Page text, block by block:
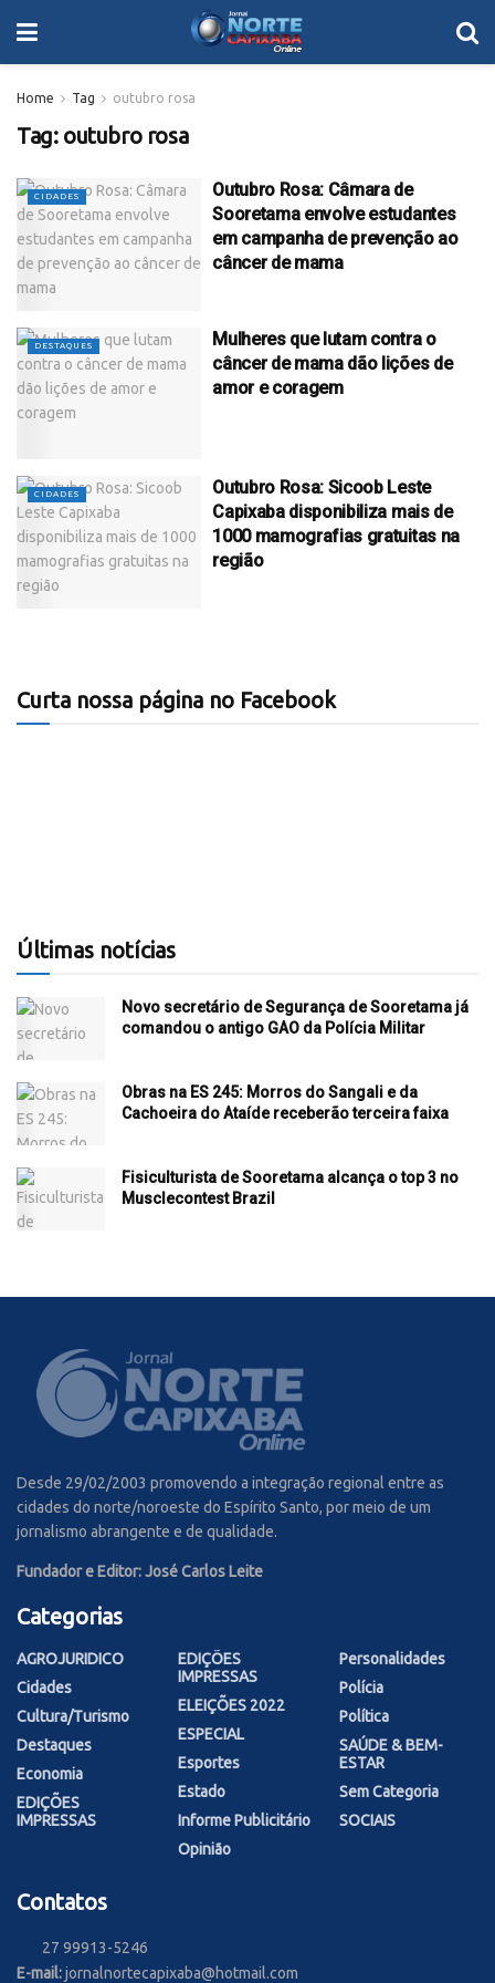
Home Tag outubro rosa
Tag: outubro rosa
CIDADES
Outubro Rosa: Câmara de
Sooretama envolve estudantes
em campanha de prevenção ao
câncer de mama
DESTAQUES
Mulheres que lutam contra o
câncer de mama dão lições de
amor e coragem
CIDADES
Outubro Rosa: Sicoob Leste
Capixaba disponibiliza mais de
1000 mamografias gratuitas na
região
Curta nossa página no Facebook
Últimas notícias
Novo secretário de Segurança de Sooretama já
comandou o antigo GAO da Polícia Militar
Obras na ES 245: Morros do Sangali e da
Cachoeira do Ataíde receberão terceira faixa
Fisiculturista de Sooretama alcança o top 3 no
Musclecontest Brazil
Desde 29/02/2003 promovendo a integração regional entre as
cidades do norte/noroeste do Espírito Santo, por meio de um
jornalismo abrangente e de qualidade.
Fundador e Editor: José Carlos Leite
Categorias
AGROJURIDICO
Cidades
Cultura/Turismo
Destaques
Economia
EDIÇÕES
IMPRESSAS
EDIÇÕES
IMPRESSAS
ELEIÇÕES 2022
ESPECIAL
Esportes
Estado
Informe Publicitário
Opinião
Personalidades
Polícia
Política
SAÚDE & BEM-
ESTAR
Sem Categoria
SOCIAIS
Contatos
27 99913-5246
E-mail:jornalnortecapixaba@hotmail.com